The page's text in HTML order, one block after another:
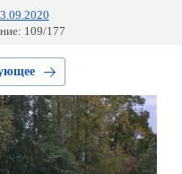
109/177